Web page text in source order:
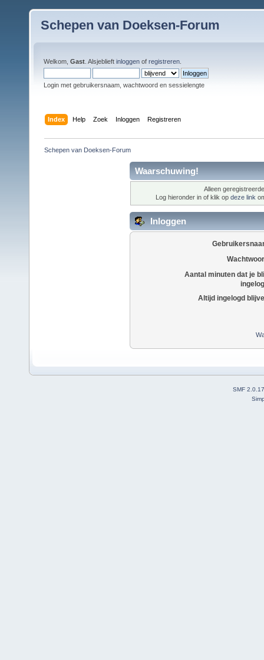
Schepen van Doeksen-Forum
Welkom, Gast . Alsjeblieft inloggen of registreren
Login met gebruikersnaam, wachtwoord en sessielengte
Index Help Zoek Inloggen Registreren
Schepen van Doeksen-Forum
Waarschuwing!
Alleen
Log hieronder in of klik op deze link
Inloggen
Aantal minuten dat je
Altijd ingelogd
SMF 2.0.17